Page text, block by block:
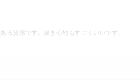
る質感です。履き心地もすごくいいです。